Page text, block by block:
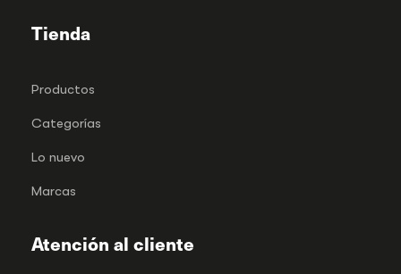
Tienda
Productos
Categorías
Lo nuevo
Marcas
Atención al cliente